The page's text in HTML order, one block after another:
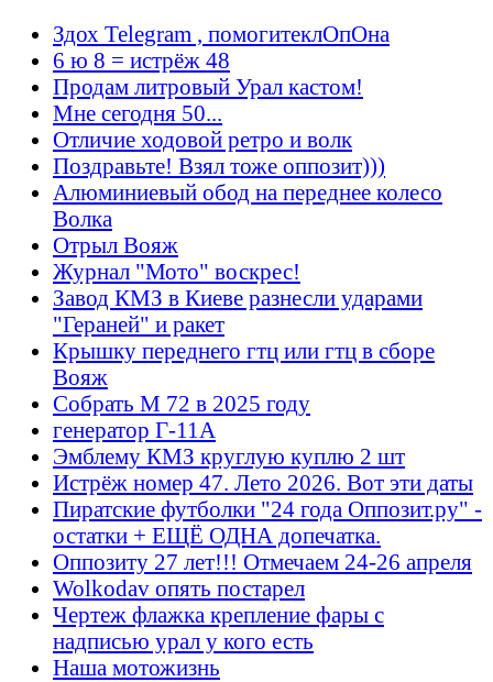
Здох Telegram , помогитеклОпОна
6 ю 8 = истрёж 48
Продам литровый Урал кастом!
Мне сегодня 50...
Отличие ходовой ретро и волк
Поздравьте! Взял тоже оппозит)))
Алюминиевый обод на переднее колесо
Волка
Отрыл Вояж
Журнал "Мото" воскрес!
Завод КМЗ в Киеве разнесли ударами
"Гераней" и ракет
Крышку переднего гтц или гтц в сборе
Вояж
Собрать М 72 в 2025 году
генератор Г-11А
Эмблему КМЗ круглую куплю 2 шт
Истрёж номер 47. Лето 2026. Вот эти даты
Пиратские футболки "24 года Оппозит.ру" -
остатки + ЕЩЁ ОДНА допечатка.
Оппозиту 27 лет!!! Отмечаем 24-26 апреля
Wolkodav опять постарел
Чертеж флажка крепление фары с
надписью урал у кого есть
Наша мотожизнь